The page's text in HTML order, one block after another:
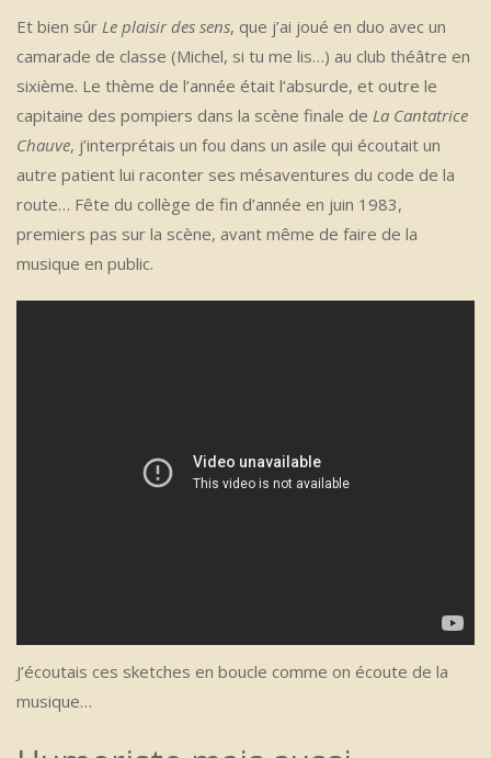
Et bien sûr Le plaisir des sens, que j’ai joué en duo avec un
camarade de classe (Michel, si tu me lis…) au club théâtre en
sixième. Le thème de l’année était l’absurde, et outre le
capitaine des pompiers dans la scène finale de La Cantatrice
Chauve, j’interprétais un fou dans un asile qui écoutait un
autre patient lui raconter ses mésaventures du code de la
route… Fête du collège de fin d’année en juin 1983,
premiers pas sur la scène, avant même de faire de la
musique en public.
J’écoutais ces sketches en boucle comme on écoute de la
musique…